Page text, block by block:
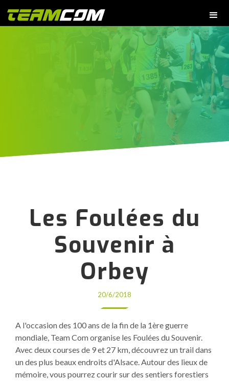
Les Foulées du
Souvenir à
Orbey
20/6/2018
A l'occasion des 100 ans de la fin de la 1ère guerre
mondiale, Team Com organise les Foulées du Souvenir.
Avec deux courses de 9 et 27 km, découvrez un trail dans
un des plus beaux endroits d'Alsace. Autour des lieux de
mémoire, vous pourrez courir sur des sentiers forestiers